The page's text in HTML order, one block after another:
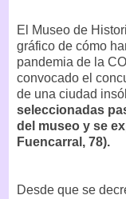
El Museo de
gráfico de cómo
pandemia de la
convocado el
de una ciudad
seleccionadas
del museo y se
Fuencarral, 78).
Desde que se